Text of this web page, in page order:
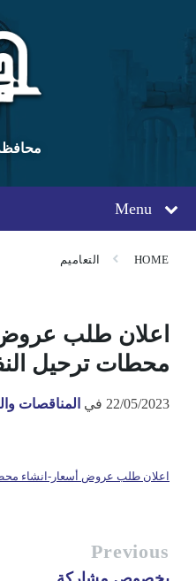
content
main
navigation
footer
Menu
HOME التعاميم
اعلان طلب
محطات ترحيل
22/05/2023 في المناقصات
اعلان طلب عروض أسعار-انشاء
Previous